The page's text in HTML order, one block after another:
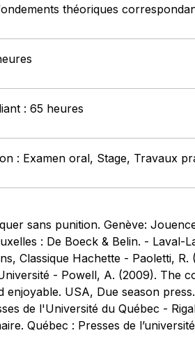
théoriques
: 65 heures
: Examen oral, Stage, Travaux
sans punition. Genève:
: De Boeck & Belin. -
Classique Hachette - Paoletti,
- Powell, A. (2009). The
enjoyable. USA, Due season
de l'Université du Québec -
Québec : Presses de